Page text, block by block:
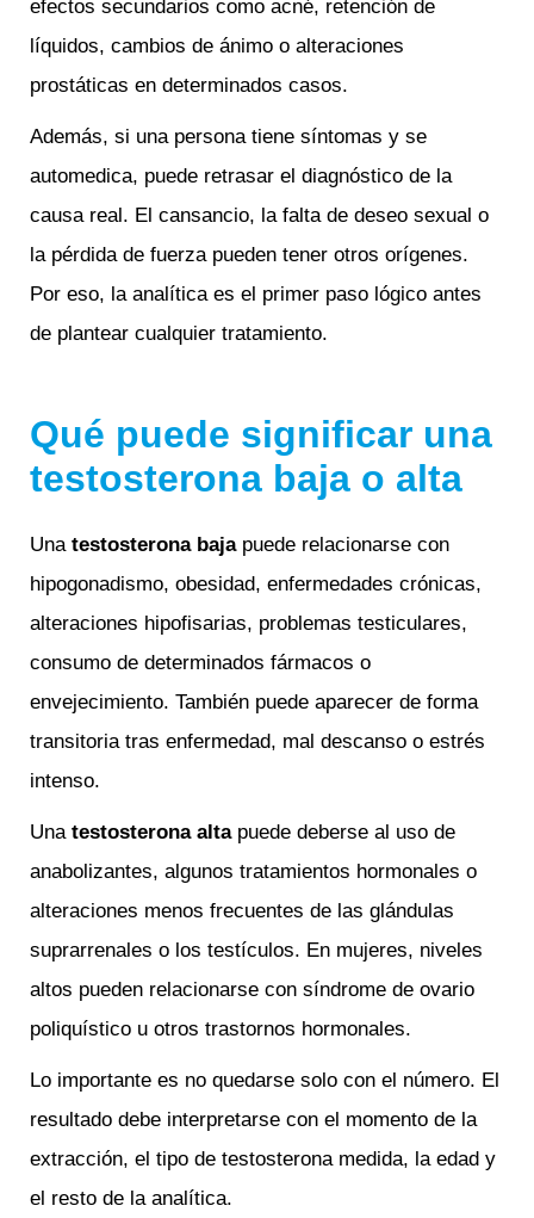
efectos secundarios como acné, retención de
líquidos, cambios de ánimo o alteraciones
prostáticas en determinados casos.
Además, si una persona tiene síntomas y se
automedica, puede retrasar el diagnóstico de la
causa real. El cansancio, la falta de deseo sexual o
la pérdida de fuerza pueden tener otros orígenes.
Por eso, la analítica es el primer paso lógico antes
de plantear cualquier tratamiento.
Qué puede significar una
testosterona baja o alta
Una testosterona bajapuede relacionarse con
hipogonadismo, obesidad, enfermedades crónicas,
alteraciones hipofisarias, problemas testiculares,
consumo de determinados fármacos o
envejecimiento. También puede aparecer de forma
transitoria tras enfermedad, mal descanso o estrés
intenso.
Una testosterona altapuede deberse al uso de
anabolizantes, algunos tratamientos hormonales o
alteraciones menos frecuentes de las glándulas
suprarrenales o los testículos. En mujeres, niveles
altos pueden relacionarse con síndrome de ovario
poliquístico u otros trastornos hormonales.
Lo importante es no quedarse solo con el número. El
resultado debe interpretarse con el momento de la
extracción, el tipo de testosterona medida, la edad y
el resto de la analítica.